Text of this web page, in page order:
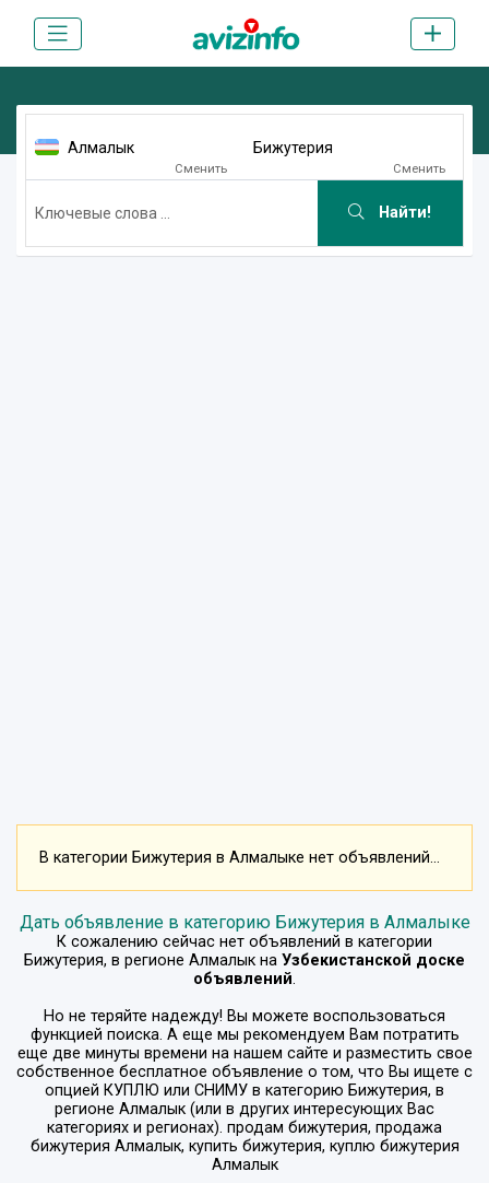
Алмалык
Сменить
Бижутерия
Сменить
Найти!
В категории Бижутерия в Алмалыке нет объявлений...
Дать объявление в категорию Бижутерия в Алмалыке
К сожалению сейчас нет объявлений в категории
Бижутерия, в регионе Алмалык на Узбекистанской доске
объявлений.
Но не теряйте надежду! Вы можете воспользоваться
функцией поиска. А еще мы рекомендуем Вам потратить
еще две минуты времени на нашем сайте и разместить свое
собственное бесплатное объявление о том, что Вы ищете с
опцией КУПЛЮ или СНИМУ в категорию Бижутерия, в
регионе Алмалык (или в других интересующих Вас
категориях и регионах). продам бижутерия, продажа
бижутерия Алмалык, купить бижутерия, куплю бижутерия
Алмалык